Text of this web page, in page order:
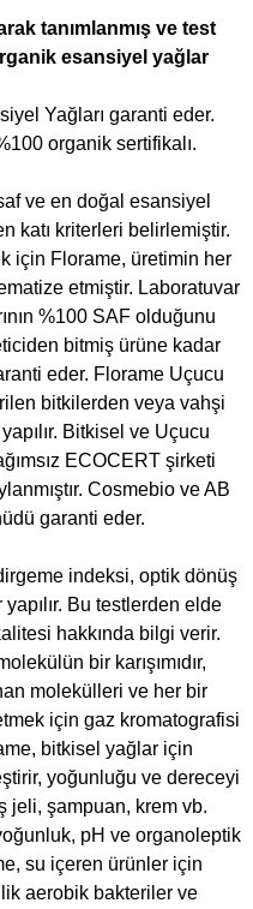
tanımlanmış ve test
esansiyel yağlar
Yağları garanti eder.
organik sertifikalı.
ve en doğal esansiyel
katı kriterleri belirlemiştir.
için Florame, üretimin her
etmiştir. Laboratuvar
%100 SAF olduğunu
bitmiş ürüne kadar
eder. Florame Uçucu
bitkilerden veya vahşi
Bitkisel ve Uçucu
ECOCERT şirketi
Cosmebio ve AB
garanti eder.
indeksi, optik dönüş
Bu testlerden elde
hakkında bilgi verir.
bir karışımıdır,
molekülleri ve her bir
için gaz kromatografisi
bitkisel yağlar için
yoğunluğu ve dereceyi
jeli, şampuan, krem ​​vb.
pH ve organoleptik
su içeren ürünler için
aerobik bakteriler ve